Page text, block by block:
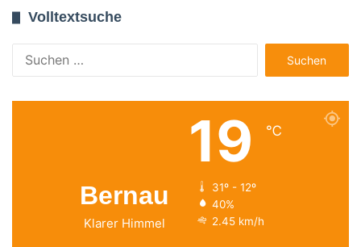
Volltextsuche
nach:
Bernau
Klarer Himmel
19 ℃
31º - 12º
40%
2.45 km/h